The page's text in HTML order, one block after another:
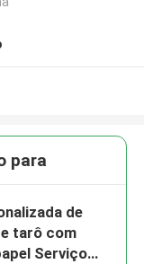
para
de
tarô com
Serviço